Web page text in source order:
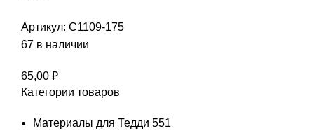
Артикул: С1109-175
67 в наличии
65,00 ₽
Категории товаров
Материалы для Тедди 551